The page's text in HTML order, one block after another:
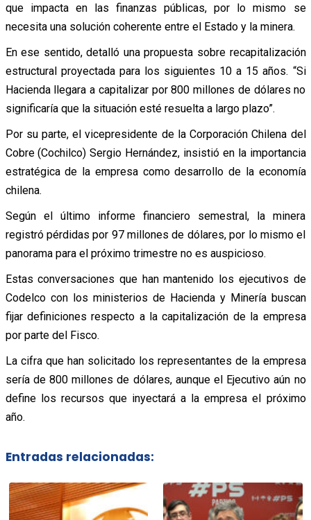
que impacta en las finanzas públicas, por lo mismo se
necesita una solución coherente entre el Estado y la minera.
En ese sentido, detalló una propuesta sobre recapitalización
estructural proyectada para los siguientes 10 a 15 años. “Si
Hacienda llegara a capitalizar por 800 millones de dólares no
significaría que la situación esté resuelta a largo plazo”.
Por su parte, el vicepresidente de la Corporación Chilena del
Cobre (Cochilco) Sergio Hernández, insistió en la importancia
estratégica de la empresa como desarrollo de la economía
chilena.
Según el último informe financiero semestral, la minera
registró pérdidas por 97 millones de dólares, por lo mismo el
panorama para el próximo trimestre no es auspicioso.
Estas conversaciones que han mantenido los ejecutivos de
Codelco con los ministerios de Hacienda y Minería buscan
fijar definiciones respecto a la capitalización de la empresa
por parte del Fisco.
La cifra que han solicitado los representantes de la empresa
sería de 800 millones de dólares, aunque el Ejecutivo aún no
define los recursos que inyectará a la empresa el próximo
año.
Entradas relacionadas: